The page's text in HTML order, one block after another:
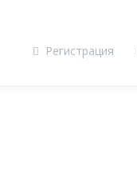
Регистрация